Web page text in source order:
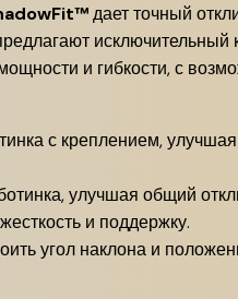
дает точный
и гибкости, с
с креплением,
улучшая общий
и поддержку.
угол наклона и